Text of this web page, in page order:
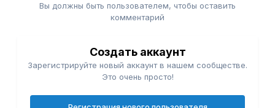
Вы должны быть пользователем, чтобы оставить
комментарий
Создать аккаунт
Зарегистрируйте новый аккаунт в нашем сообществе.
Это очень просто!